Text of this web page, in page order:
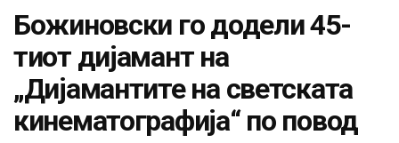
Божиновски го додели 45-
тиот дијамант на
„Дијамантите на светската
кинематографија“ по повод